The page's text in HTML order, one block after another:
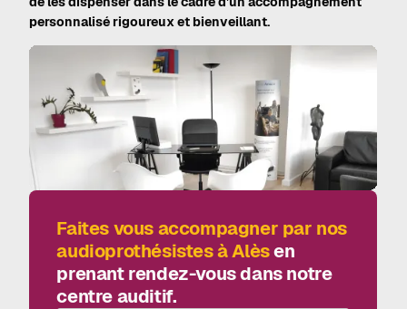
personnalisé rigoureux et bienveillant.
Faites vous accompagner par nos
audioprothésistes à Alèsen
prenant rendez-vous dans notre
centre auditif.